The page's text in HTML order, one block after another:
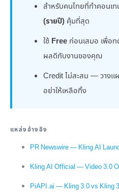
สำหรับคนไทยที่ทำคอนเ
(รายปี) คุ้มที่สุด
ใช้ Free ก่อนเสมอ เพื่อ
ผลดีกับงานของคุณ
Credit ไม่สะสม — วางแ
อย่าให้เหลือทิ้ง
แหล่งอ้างอิง
PR Newswire — Kling AI
Kling AI Official — Video 3.0
PiAPI.ai — Kling 3.0 vs Kling